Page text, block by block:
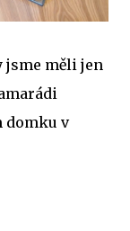
jsme měli jen
domku v